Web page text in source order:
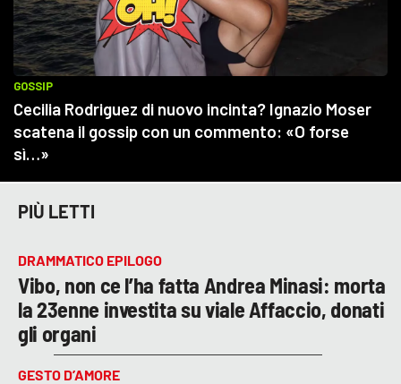
PIÙ LETTI
DRAMMATICO EPILOGO
Vibo, non ce l’ha fatta Andrea Minasi: morta
la 23enne investita su viale Affaccio, donati
gli organi
GESTO D’AMORE